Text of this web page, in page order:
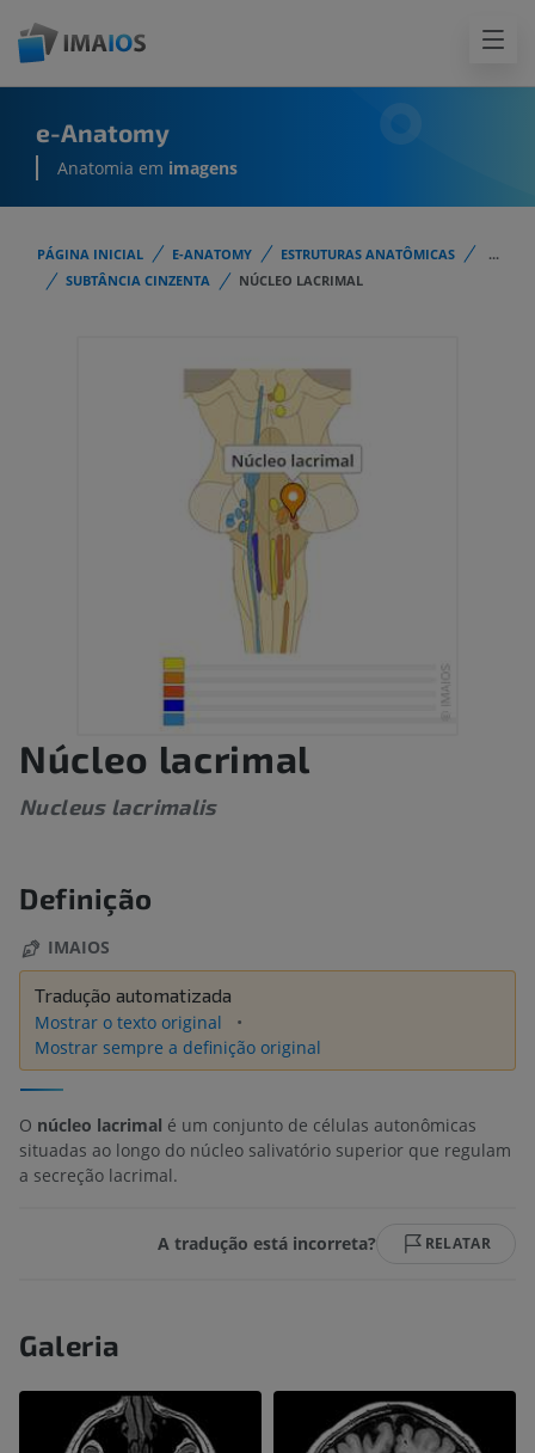
e-Anatomy
Anatomia em imagens
PÁGINA INICIAL E-ANATOMY ESTRUTURAS ANATÔMICAS
...
SUBTÂNCIA CINZENTA
NÚCLEO LACRIMAL
Núcleo lacrimal
Nucleus lacrimalis
Definição
IMAIOS
Tradução automatizada
Mostrar o texto original
Mostrar sempre a definição original
O núcleo lacrimal é um conjunto de células autonômicas
situadas ao longo do núcleo salivatório superior que regulam
a secreção lacrimal.
A tradução está incorreta? RELATAR
Galeria